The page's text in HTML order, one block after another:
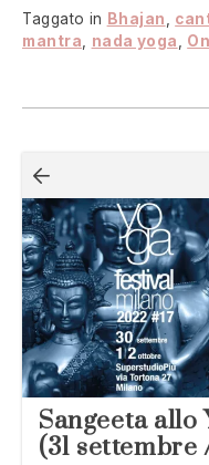
su
(Si
Taggato in Bhajan
mantra
nada yoga
Navigazione
articoli
Sangeeta allo
(31 settembre